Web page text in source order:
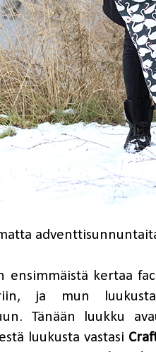
ensimmäistä kertaa
ja mun
Tänään luukku
luukusta vastasi